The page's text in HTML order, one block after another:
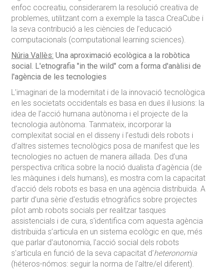
enfoc cocreatiu, considerarem la resolució creativa de
problemes, utilitzant com a exemple la tasca CreaCube i
la seva contribució a les ciències de l’educació
computacionals (computational learning sciences).
Núria Vallès: Una aproximació ecològica a la robòtica
social. L'etnografia "in the wild" com a forma d'anàlisi de
l'agència de les tecnologies
L’imaginari de la modernitat i de la innovació tecnològica
en les societats occidentals es basa en dues il·lusions: la
idea de l’acció humana autònoma i el projecte de la
tecnologia autònoma. Tanmateix, incorporar la
complexitat social en el disseny i l’estudi dels robots i
d’altres sistemes tecnològics posa de manifest que les
tecnologies no actuen de manera aïllada. Des d’una
perspectiva crítica sobre la noció dualista d’agència (de
les màquines i dels humans), es mostra com la capacitat
d’acció dels robots es basa en una agència distribuïda. A
partir d’una sèrie d'estudis etnogràfics sobre projectes
pilot amb robots socials per realitzar tasques
assistencials i de cura, s'identifica com aquesta agència
distribuïda s’articula en un sistema ecològic en que, més
que parlar d'autonomia, l'acció social dels robots
s'articula en funció de la seva capacitat d'heteronomia
(héteros-nómos: seguir la norma de l'altre/el diferent).